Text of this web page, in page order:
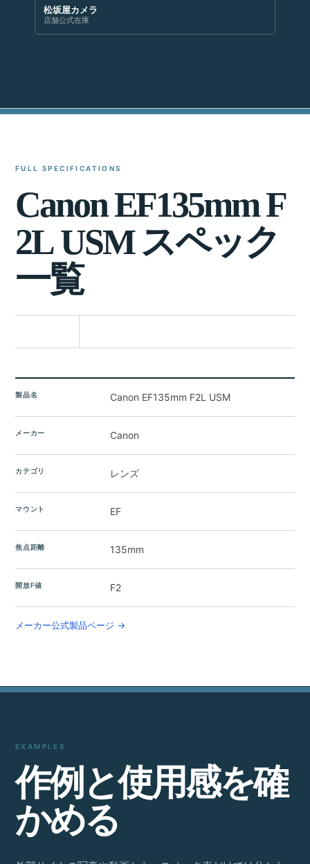
松坂屋カメラ
店舗公式在庫
FULL SPECIFICATIONS
CanonEF135mmF
2LUSM スペック
一覧
製品名 Canon EF135mm F2L USM
メーカー Canon
カテゴリ レンズ
マウント EF
焦点距離 135mm
開放F値 F2
メーカー公式製品ページ →
EXAMPLES
作例 と使用感を確
かめる